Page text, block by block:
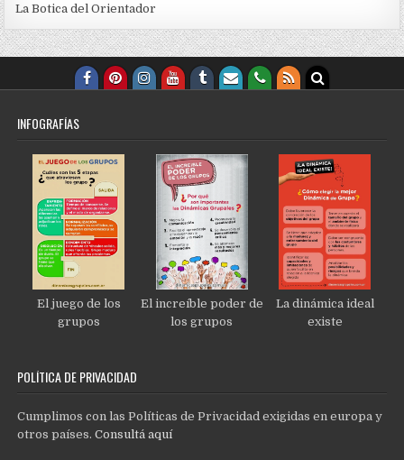
La Botica del Orientador
INFOGRAFÍAS
El juego de los
grupos
El increíble poder de
los grupos
La dinámica ideal
existe
POLÍTICA DE PRIVACIDAD
Cumplimos con las Políticas de Privacidad exigidas en europa y
otros países.Consultá aquí